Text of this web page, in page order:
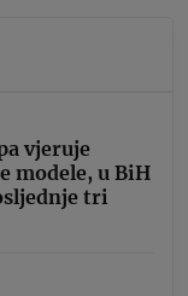
vjeruje
u BiH
tri